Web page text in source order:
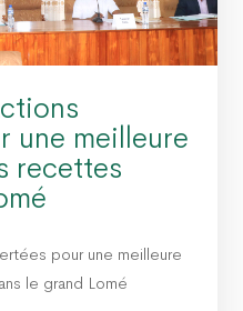
une meilleure
recettes
pour une meilleure
le grand Lomé